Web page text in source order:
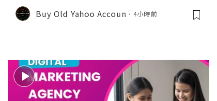
Buy Old Yahoo Accoun 4小時前